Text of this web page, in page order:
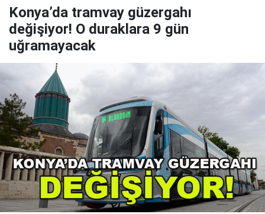
Konya’da tramvay güzergahı
değişiyor! O duraklara 9 gün
uğramayacak